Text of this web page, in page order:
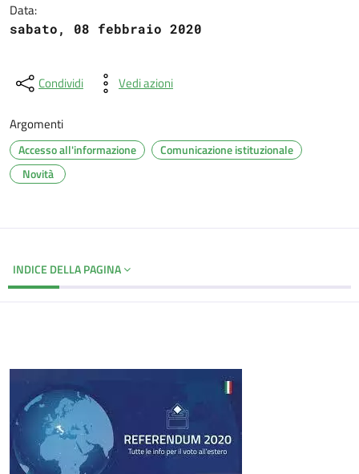
Data:
sabato, 08 febbraio 2020
Condividi Vedi azioni
Argomenti
Accesso all'informazione
Comunicazione istituzionale
Novità
INDICE DELLA PAGINA